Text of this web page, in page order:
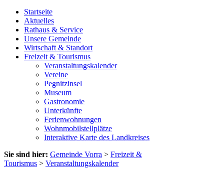
Startseite
Aktuelles
Rathaus & Service
Unsere Gemeinde
Wirtschaft & Standort
Freizeit & Tourismus
Veranstaltungskalender
Vereine
Pegnitzinsel
Museum
Gastronomie
Unterkünfte
Ferienwohnungen
Wohnmobilstellplätze
Interaktive Karte des Landkreises
Sie sind hier: Gemeinde Vorra > Freizeit &
Tourismus > Veranstaltungskalender